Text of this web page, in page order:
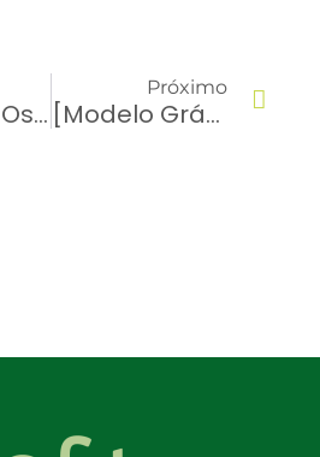
Quais São Os Carros Flex Mais Consumidos No Brasil
Próximo
[Modelo Grátis] Termo De Responsabilidade De Veículo: Baixe E Aplique Na Sua Gestão!